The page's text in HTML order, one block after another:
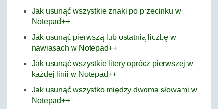
Jak usunąć wszystkie znaki po przecinku w
Notepad++
Jak usunąć pierwszą lub ostatnią liczbę w
nawiasach w Notepad++
Jak usunąć wszystkie litery oprócz pierwszej w
każdej linii w Notepad++
Jak usunąć wszystko między dwoma słowami w
Notepad++